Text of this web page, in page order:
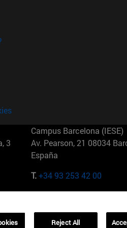
3
Campus Barcelona (IESE)
Av. Pearson, 21 08034
España
T.+34 93 253 42 00
01321001 Bela Vista
Reject All